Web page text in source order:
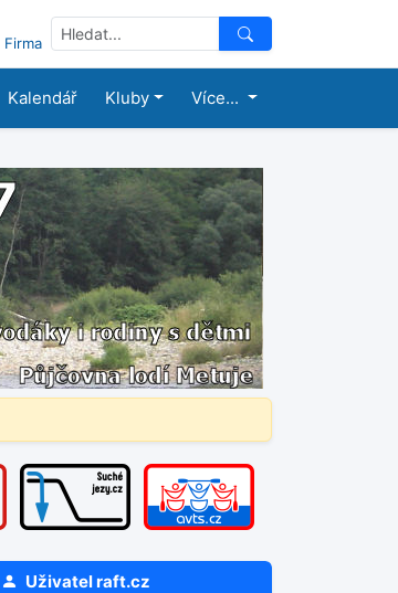
Firma
Kalendář Kluby Více...
Uživatelraft.cz